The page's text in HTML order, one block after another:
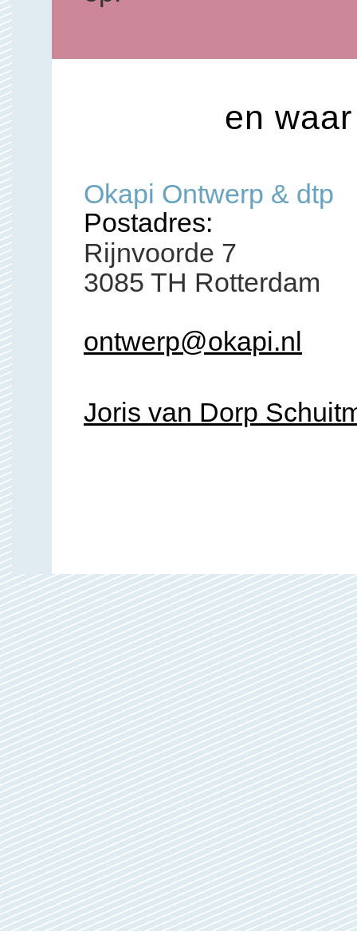
en
Okapi Ontwerp & dtp
Postadres:
Rijnvoorde 7
3085 TH Rotterdam
ontwerp@okapi.nl
Joris van Dorp